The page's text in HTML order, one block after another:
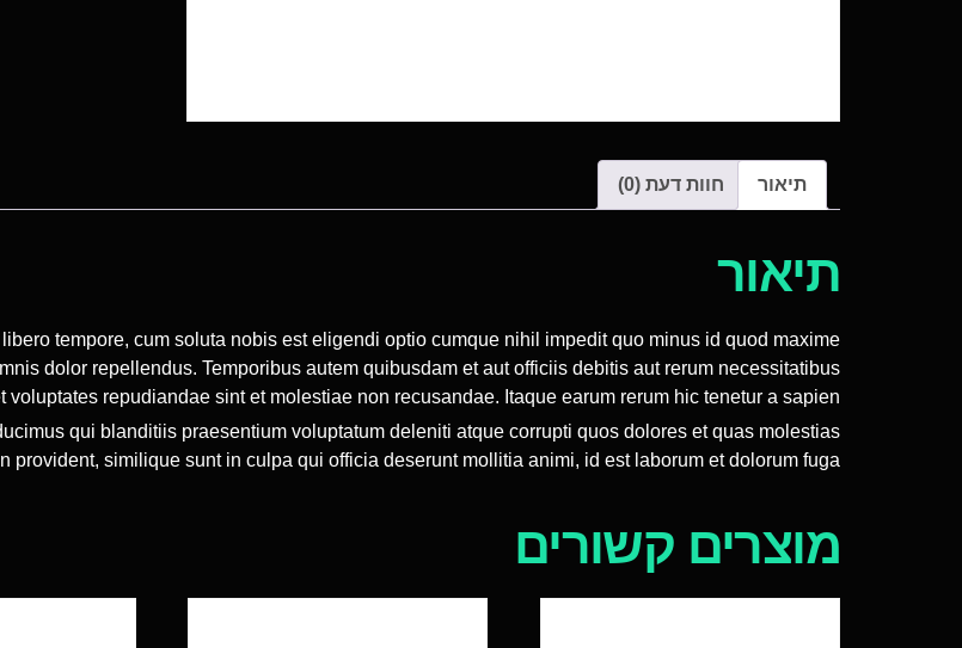
תיאור חוות דעת (0)
תיאור
tempore, cum soluta nobis est eligendi optio cumque nihil impedit quo minus id quod maxime
dolor repellendus. Temporibus autem quibusdam et aut officiis debitis aut rerum necessitatibus
voluptates repudiandae sint et molestiae non recusandae. Itaque earum rerum hic tenetur a sapien.
qui blanditiis praesentium voluptatum deleniti atque corrupti quos dolores et quas molestias
provident, similique sunt in culpa qui officia deserunt mollitia animi, id est laborum et dolorum fuga.
מוצרים קשורים